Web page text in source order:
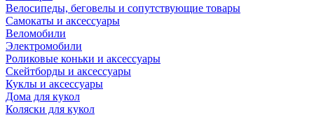
Велосипеды, беговелы и сопутствующие товары
Самокаты и аксессуары
Веломобили
Электромобили
Роликовые коньки и аксессуары
Скейтборды и аксессуары
Куклы и аксессуары
Дома для кукол
Коляски для кукол